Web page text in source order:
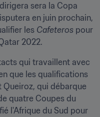
sera la Copa
en juin prochain,
les Cafeteros pour
2022.
qui travaillent avec
que les qualifications
Queiroz, qui débarque
quatre Coupes du
l'Afrique du Sud pour